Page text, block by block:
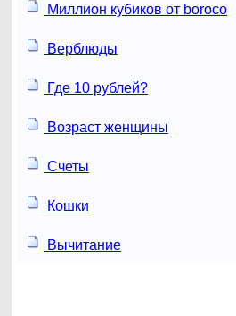
Миллион кубиков от boroco
Верблюды
Где 10 рублей?
Возраст женщины
Счеты
Кошки
Вычитание